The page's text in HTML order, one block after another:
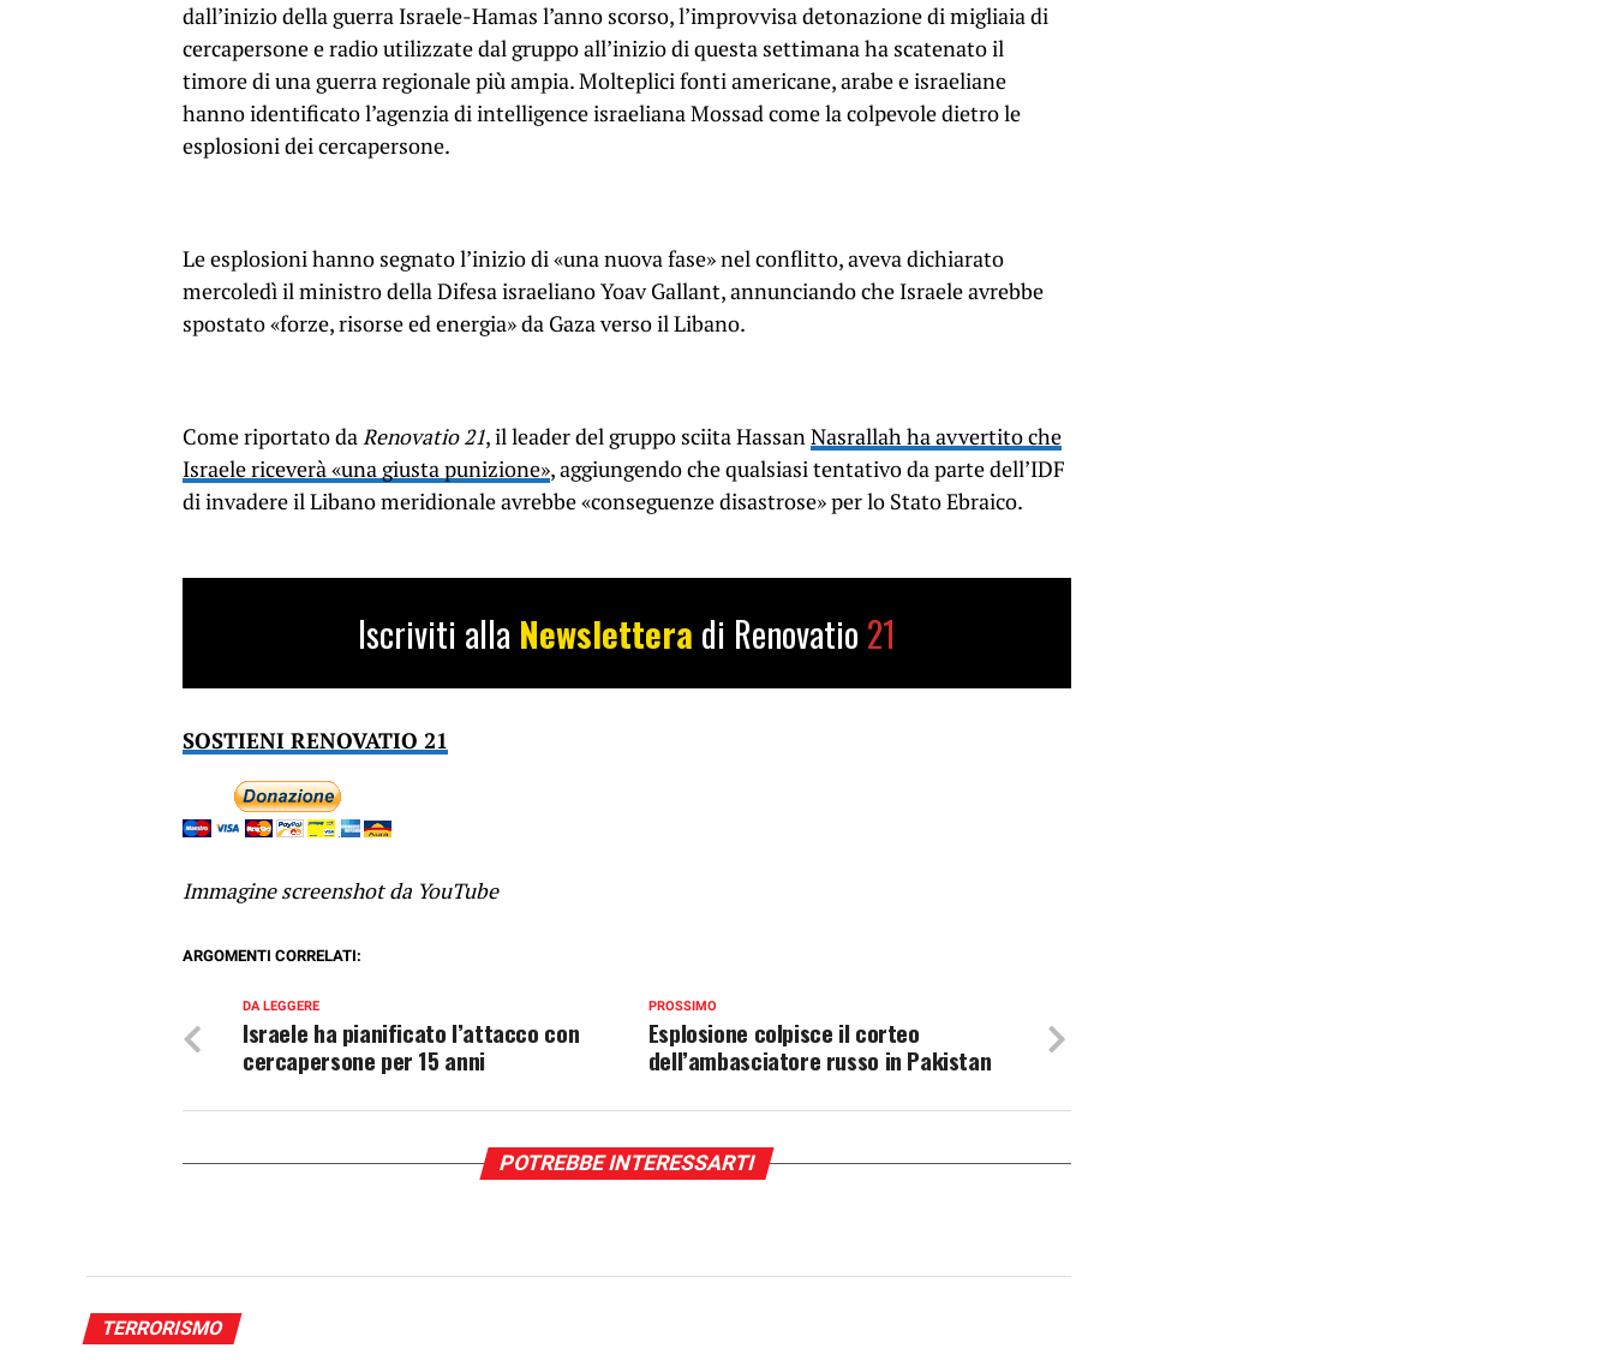
dall’inizio della guerra Israele-Hamas l’anno scorso, l’improvvisa detonazione di migliaia di
cercapersone e radio utilizzate dal gruppo all’inizio di questa settimana ha scatenato il
timore di una guerra regionale più ampia. Molteplici fonti americane, arabe e israeliane
hanno identificato l’agenzia di intelligence israeliana Mossad come la colpevole dietro le
esplosioni dei cercapersone.
Le esplosioni hanno segnato l’inizio di «una nuova fase» nel conflitto, aveva dichiarato
mercoledì il ministro della Difesa israeliano Yoav Gallant, annunciando che Israele avrebbe
spostato «forze, risorse ed energia» da Gaza verso il Libano.
Come riportato daRenovatio 21, il leader del gruppo sciita HassanNasrallah ha avvertito che
Israele riceverà «una giusta punizione», aggiungendo che qualsiasi tentativo da parte dell’IDF
di invadere il Libano meridionale avrebbe «conseguenze disastrose» per lo Stato Ebraico.
Iscriviti alla Newslettera di Renovatio 21
SOSTIENI RENOVATIO 21
Immagine screenshot da YouTube
ARGOMENTI CORRELATI:
PROSSIMO
Esplosione colpisce il corteo
dell’ambasciatore russo in Pakistan
DA LEGGERE
Israele ha pianificato l’attacco con
cercapersone per 15 anni
POTREBBE INTERESSARTI
TERRORISMO